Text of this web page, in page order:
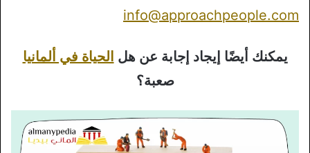
info@approachpeople.com
يمكنك أيضًا إيجاد إجابة عن هل الحياة في ألمانيا
صعبة؟